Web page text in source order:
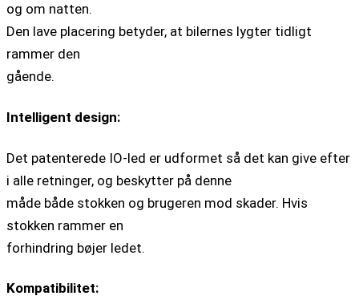
og om natten.
Den lave placering betyder, at bilernes lygter tidligt
rammer den
gående.
Intelligent design:
Det patenterede IO-led er udformet så det kan give efter
i alle retninger, og beskytter på denne
måde både stokken og brugeren mod skader. Hvis
stokken rammer en
forhindring bøjer ledet.
Kompatibilitet: